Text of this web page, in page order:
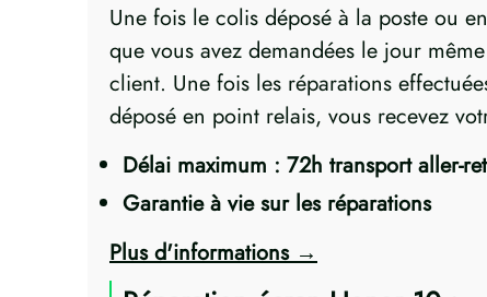
Une fois le colis déposé à la poste ou
que vous avez demandées le jour
client. Une fois les réparations
déposé en point relais, vous recevez
Délai maximum : 72h transport aller-
Garantie à vie sur les réparations
Plus d'informations